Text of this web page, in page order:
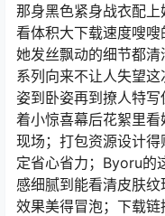
那身黑色紧身战衣配
看体积大下载速度嗖
她发丝飘动的细节都
系列向来不让人失望
姿到卧姿再到撩人特
着小惊喜幕后花絮里
现场；打包资源设计
定省心省力；Byoru的
感细腻到能看清皮肤
效果美得冒泡；下载